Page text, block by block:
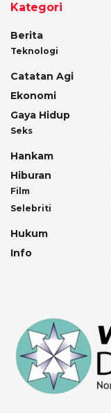
Kategori
Berita
Teknologi
Catatan Agi
Ekonomi
Gaya Hidup
Seks
Hankam
Hiburan
Film
Selebriti
Hukum
Info